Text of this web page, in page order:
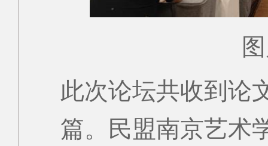
此次论坛共收到论
篇。民盟南京艺术